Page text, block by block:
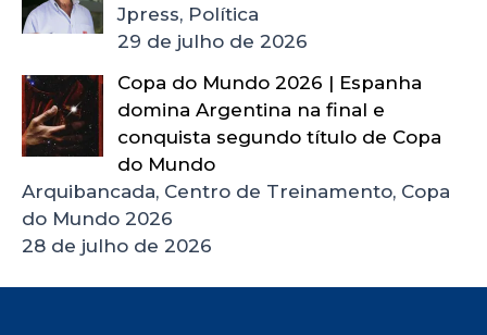
Jpress, Política
29 de julho de 2026
Copa do Mundo 2026 | Espanha
domina Argentina na final e
conquista segundo título de Copa
do Mundo
Arquibancada, Centro de Treinamento, Copa
do Mundo 2026
28 de julho de 2026